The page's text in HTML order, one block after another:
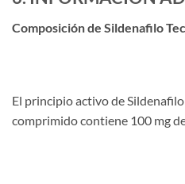
Composición de Sildenafilo
El principio activo de
comprimido contiene 100 mg